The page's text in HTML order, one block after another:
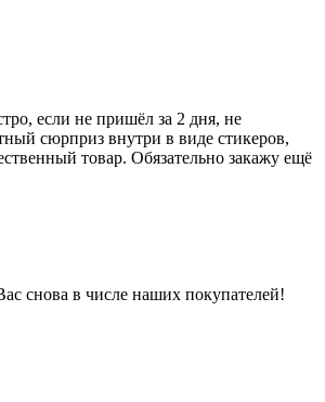
если не пришёл за 2 дня, не
сюрприз внутри в виде стикеров,
товар. Обязательно закажу ещё
снова в числе наших покупателей!